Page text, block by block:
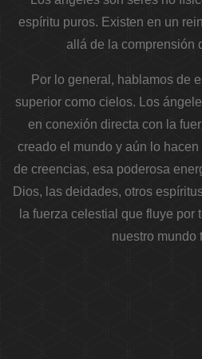
espíritu puros. Existen en un
allá de la comprensión
Por lo general, hablamos de
superior como cielos. Los
en conexión directa con la
creado el mundo y aún lo
de creencias, esa poderosa
Dios, las deidades, otros
la fuerza celestial que fluye
nuestro mundo